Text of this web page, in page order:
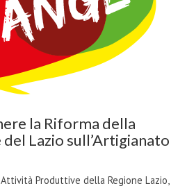
la Riforma della
Lazio sull’Artigianato
Produttive della Regione Lazio,